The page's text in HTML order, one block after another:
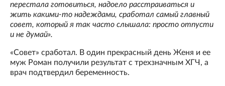
перестала готовиться, надоело расстраиваться и
жить какими-то надеждами, сработал самый главный
совет, который я так часто слышала: просто отпусти
и не думай».
«Совет» сработал. В один прекрасный день Женя и ее
муж Роман получили результат с трехзначным ХГЧ, а
врач подтвердил беременность.